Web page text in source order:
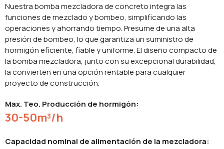
Nuestra bomba mezcladora de concreto integra las
funciones de mezclado y bombeo, simplificando las
operaciones y ahorrando tiempo. Presume de una alta
presión de bombeo, lo que garantiza un suministro de
hormigón eficiente, fiable y uniforme. El diseño compacto de
la bomba mezcladora, junto con su excepcional durabilidad,
la convierten en una opción rentable para cualquier
proyecto de construcción.
Max. Teo. Producción de hormigón:
30-50m³/h
Capacidad nominal de alimentación de la mezcladora: